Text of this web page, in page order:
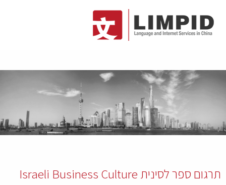
תרגום ספר לסינית Israeli Business Culture